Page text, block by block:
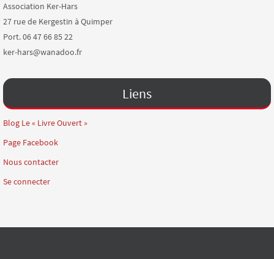
Association Ker-Hars
27 rue de Kergestin à Quimper
Port. 06 47 66 85 22
ker-hars@wanadoo.fr
Liens
Blog Le « Livre Ouvert »
Page Facebook
Nous contacter
Se connecter